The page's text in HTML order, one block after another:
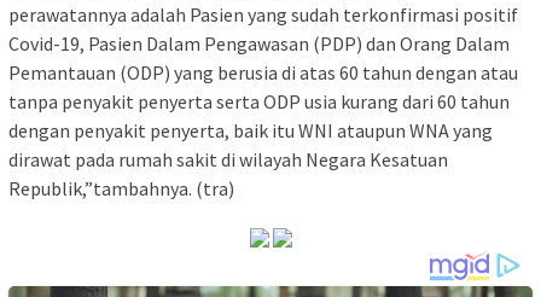
perawatannya adalah Pasien yang sudah terkonfirmasi positif
Covid-19, Pasien Dalam Pengawasan (PDP) dan Orang Dalam
Pemantauan (ODP) yang berusia di atas 60 tahun dengan atau
tanpa penyakit penyerta serta ODP usia kurang dari 60 tahun
dengan penyakit penyerta, baik itu WNI ataupun WNA yang
dirawat pada rumah sakit di wilayah Negara Kesatuan
Republik,”tambahnya. (tra)